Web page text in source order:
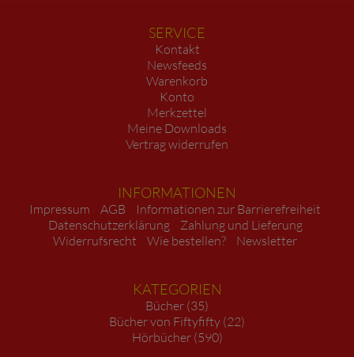
SERVICE
Kontakt
Newsfeeds
Warenkorb
Konto
Merkzettel
Meine Downloads
Vertrag widerrufen
INFORMATIONEN
Impressum AGB
Informationen zur Barrierefreiheit
Datenschutzerklärung
Zahlung und Lieferung
Widerrufsrecht
Wie bestellen? Newsletter
KATEGORIEN
Bücher (35)
Bücher von Fiftyfifty (22)
Hörbücher (590)